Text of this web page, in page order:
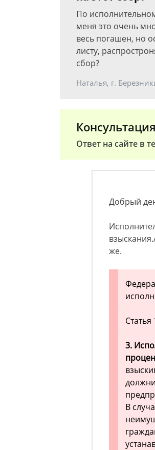
По
меня это очень
весь погашен, но
листу,
сбор?
Наталья, г.
Ответ на сайте в
Добрый
же.
3.
В